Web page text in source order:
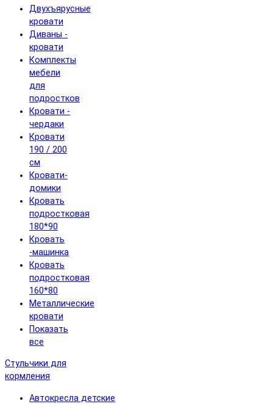
Двухъярусные
кровати
Диваны -
кровати
Комплекты
мебели
для
подростков
Кровати -
чердаки
Кровати
190 / 200
см
Кровати-
домики
Кровать
подростковая
180*90
Кровать
-машинка
Кровать
подростковая
160*80
Металлические
кровати
Показать
все
Стульчики для
кормления
Автокресла детские